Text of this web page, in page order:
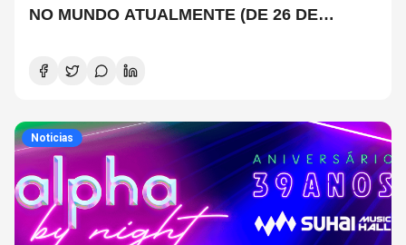
NO MUNDO ATUALMENTE (DE 26 DE
Noticias